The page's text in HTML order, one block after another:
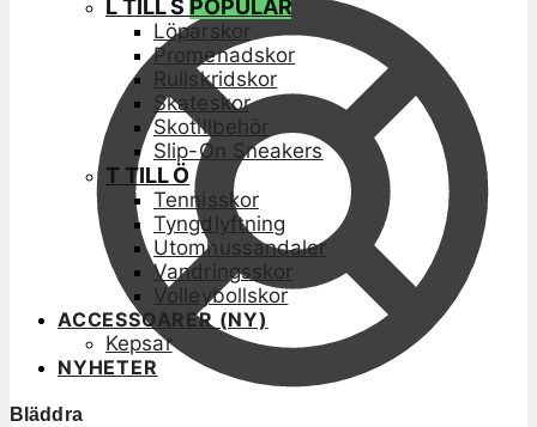
L TILL S POPULÄR
Löparskor
Promenadskor
Rullskridskor
Skateskor
Skotillbehör
Slip-On Sneakers
T TILL Ö
Tennisskor
Tyngdlyftning
Utomhussandaler
Vandringsskor
Volleybollskor
ACCESSOARER (NY)
Kepsar
NYHETER
Bläddra